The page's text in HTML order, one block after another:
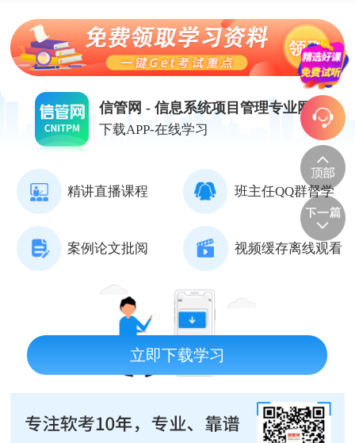
信管网 - 信息系统项目管理专业网站
下载APP-在线学习
精讲直播课程 班主任QQ群督学
案例论文批阅 视频缓存离线观看
立即下载学习